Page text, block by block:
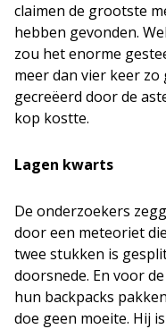
claimen de grootste
hebben gevonden.
zou het enorme
meer dan vier keer
gecreëerd door de
kop kostte.
Lagen kwarts
De onderzoekers
door een meteoriet
twee stukken is
doorsnede. En voor
hun backpacks
doe geen moeite. Hij